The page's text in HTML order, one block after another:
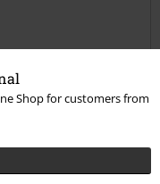
Shop for customers from
1,69